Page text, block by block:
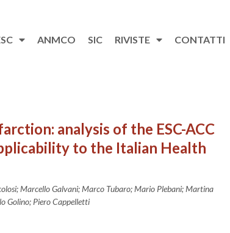
ANMCO SIC RIVISTE CONTATTI
analysis of the ESC-ACC
to the Italian Health
Marcello Galvani; Marco Tubaro; Mario Plebani; Martina
Golino; Piero Cappelletti